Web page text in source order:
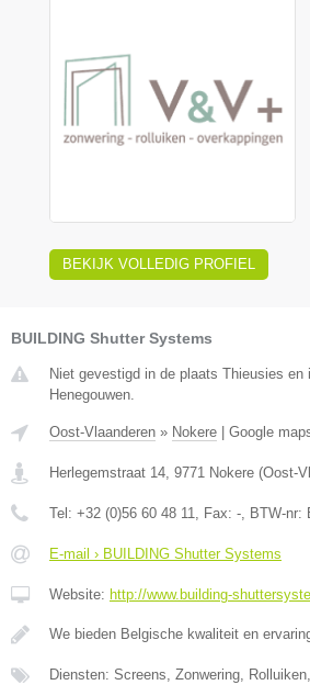
BEKIJK VOLLEDIG PROFIEL
BUILDING Shutter Systems
Niet gevestigd in de plaats Thieusies en
Henegouwen.
Oost-Vlaanderen » Nokere Google
Herlegemstraat 14 9771 Nokere (Oost-
Tel: +32 (0)56 60 48 11 , Fax: - , BTW-nr:
E-mail › BUILDING Shutter Systems
Website: http://www.building-
We bieden Belgische kwaliteit en
Diensten: Screens, Zonwering,